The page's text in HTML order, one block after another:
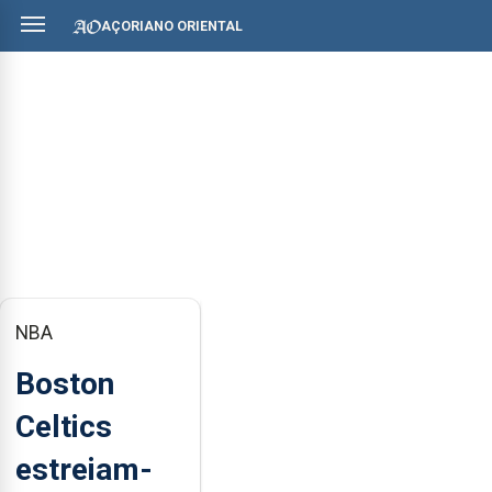
AÇORIANO ORIENTAL
NBA
Boston
Celtics
estreiam-